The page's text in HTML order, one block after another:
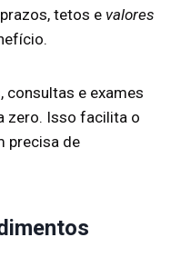
tetos e valores
consultas e exames
zero. Isso facilita o
precisa de